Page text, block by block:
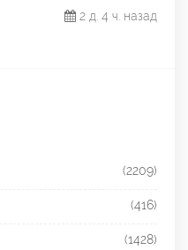
2 д. 4 ч. назад
(2209)
(416)
(1428)